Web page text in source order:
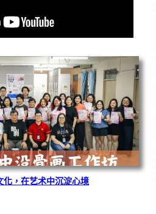
化，在艺术中沉淀心境